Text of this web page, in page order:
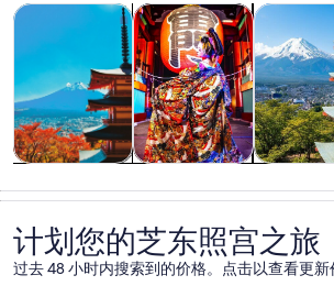
观光一日游在新标签页中打开
历史和文化在新标签页中
旅
私人和定
计划您的芝东照宫之旅
过去 48 小时内搜索到的价格。点击以查看更新